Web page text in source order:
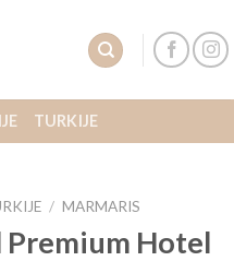
TURKIJE
/ MARMARIS
Premium Hotel